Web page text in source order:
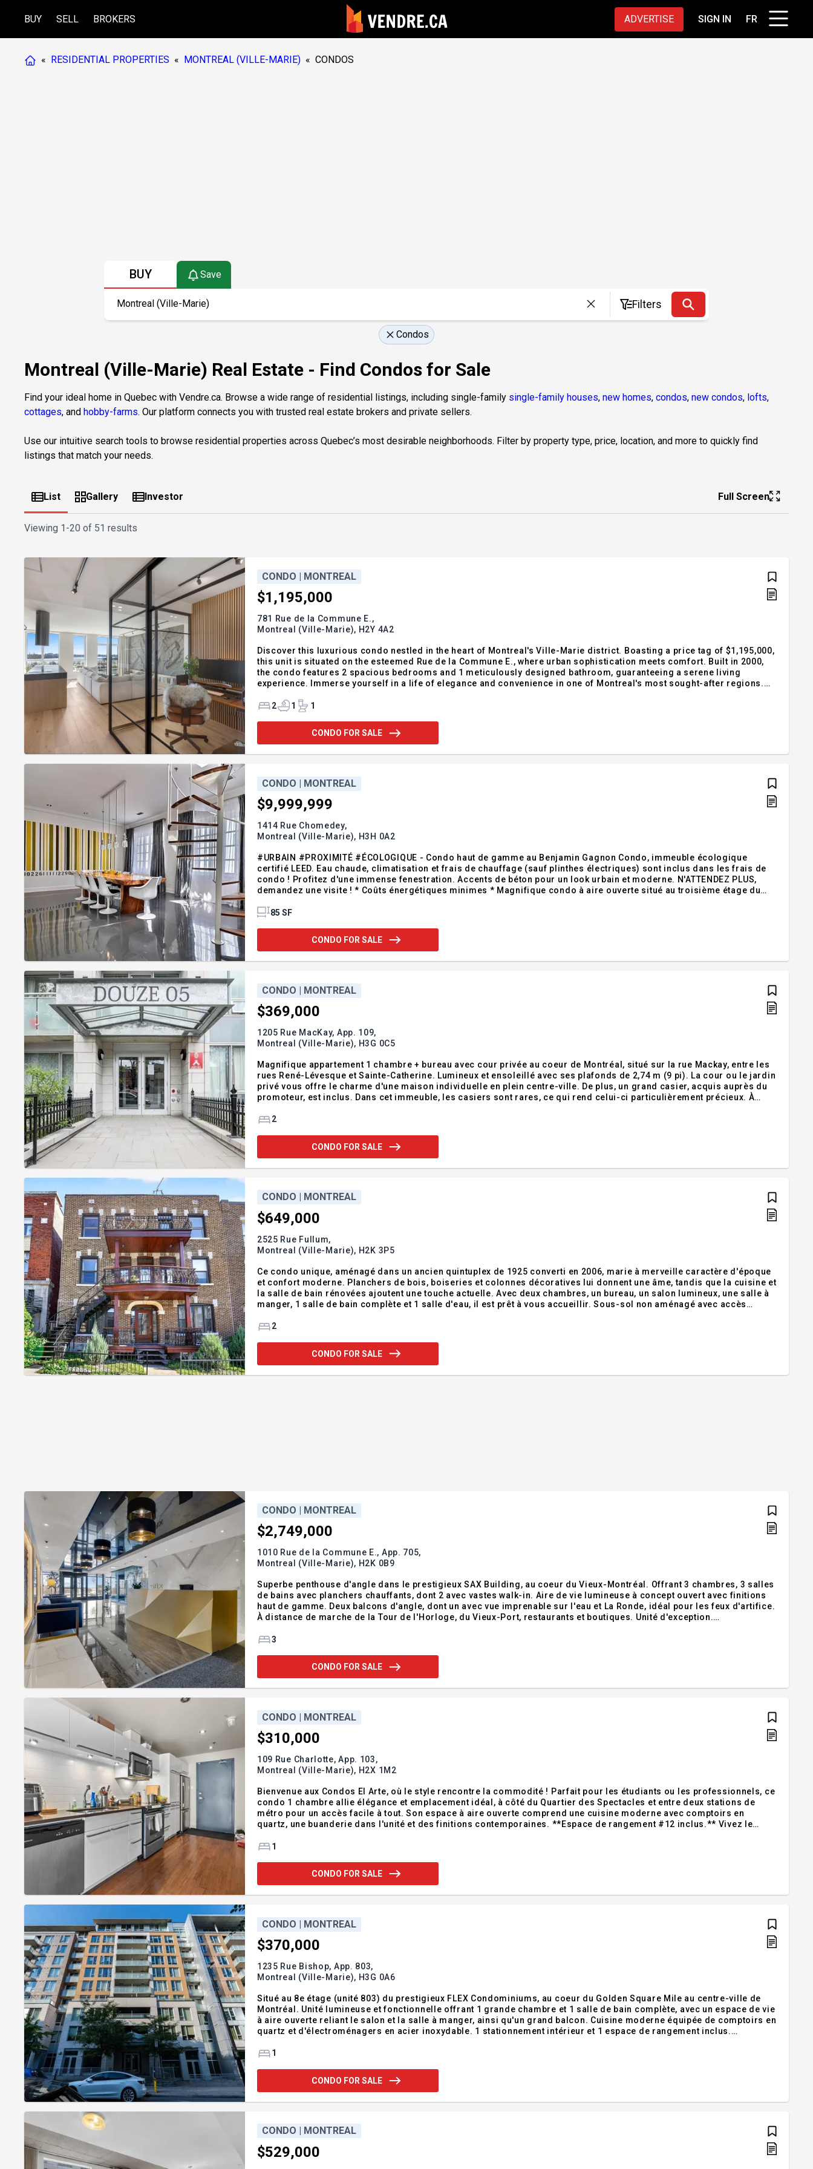
BUY SELL BROKERS ADVERTISE SIGN IN FR
« RESIDENTIAL PROPERTIES « MONTREAL (VILLE-MARIE) « CONDOS
BUY Save
Filters
Condos
Montreal (Ville-Marie) Real Estate - Find Condos for Sale
Find your ideal home in Quebec with Vendre.ca. Browse a wide range of residential listings, including single-family single-family houses, new homes, condos, new condos, lofts,
cottages, and hobby-farms. Our platform connects you with trusted real estate brokers and private sellers.
Use our intuitive search tools to browse residential properties across Quebec’s most desirable neighborhoods. Filter by property type, price, location, and more to quickly find
listings that match your needs.
List Gallery Investor Full Screen
Viewing 1-20 of 51 results
CONDO | MONTREAL
$1,195,000
781 Rue de la Commune E.,
Montreal (Ville-Marie), H2Y 4A2
Discover this luxurious condo nestled in the heart of Montreal's Ville-Marie district. Boasting a price tag of $1,195,000,
this unit is situated on the esteemed Rue de la Commune E., where urban sophistication meets comfort. Built in 2000,
the condo features 2 spacious bedrooms and 1 meticulously designed bathroom, guaranteeing a serene living
experience. Immerse yourself in a life of elegance and convenience in one of Montreal's most sought-after regions.
relish this 2000-built treasure's charm.
2 1 1
CONDO FOR SALE
CONDO | MONTREAL
$9,999,999
1414 Rue Chomedey,
Montreal (Ville-Marie), H3H 0A2
#URBAIN #PROXIMITÉ #ÉCOLOGIQUE - Condo haut de gamme au Benjamin Gagnon Condo, immeuble écologique
certifié LEED. Eau chaude, climatisation et frais de chauffage (sauf plinthes électriques) sont inclus dans les frais de
condo ! Profitez d'une immense fenestration. Accents de béton pour un look urbain et moderne. N'ATTENDEZ PLUS,
demandez une visite ! * Coûts énergétiques minimes * Magnifique condo à aire ouverte situé au troisième étage du
Atwater, des autoroutes 40 et 15 et du marché
85 SF
CONDO FOR SALE
CONDO | MONTREAL
$369,000
1205 Rue MacKay, App. 109,
Montreal (Ville-Marie), H3G 0C5
Magnifique appartement 1 chambre + bureau avec cour privée au coeur de Montréal, situé sur la rue Mackay, entre les
rues René-Lévesque et Sainte-Catherine. Lumineux et ensoleillé avec ses plafonds de 2,74 m (9 pi). La cour ou le jardin
privé vous offre le charme d'une maison individuelle en plein centre-ville. De plus, un grand casier, acquis auprès du
promoteur, est inclus. Dans cet immeuble, les casiers sont rares, ce qui rend celui-ci particulièrement précieux. À
d'une terrasse
2
CONDO FOR SALE
CONDO | MONTREAL
$649,000
2525 Rue Fullum,
Montreal (Ville-Marie), H2K 3P5
Ce condo unique, aménagé dans un ancien quintuplex de 1925 converti en 2006, marie à merveille caractère d'époque
et confort moderne. Planchers de bois, boiseries et colonnes décoratives lui donnent une âme, tandis que la cuisine et
la salle de bain rénovées ajoutent une touche actuelle. Avec deux chambres, un bureau, un salon lumineux, une salle à
manger, 1 salle de bain complète et 1 salle d'eau, il est prêt à vous accueillir. Sous-sol non aménagé avec accès
Fontaine, des commerc
2
CONDO FOR SALE
CONDO | MONTREAL
$2,749,000
1010 Rue de la Commune E., App. 705,
Montreal (Ville-Marie), H2K 0B9
Superbe penthouse d'angle dans le prestigieux SAX Building, au coeur du Vieux-Montréal. Offrant 3 chambres, 3 salles
de bains avec planchers chauffants, dont 2 avec vastes walk-in. Aire de vie lumineuse à concept ouvert avec finitions
haut de gamme. Deux balcons d'angle, dont un avec vue imprenable sur l'eau et La Ronde, idéal pour les feux d'artifice.
À distance de marche de la Tour de l'Horloge, du Vieux-Port, restaurants et boutiques. Unité d'exception.
3
CONDO FOR SALE
CONDO | MONTREAL
$310,000
109 Rue Charlotte, App. 103,
Montreal (Ville-Marie), H2X 1M2
Bienvenue aux Condos El Arte, où le style rencontre la commodité ! Parfait pour les étudiants ou les professionnels, ce
condo 1 chambre allie élégance et emplacement idéal, à côté du Quartier des Spectacles et entre deux stations de
métro pour un accès facile à tout. Son espace à aire ouverte comprend une cuisine moderne avec comptoirs en
quartz, une buanderie dans l'unité et des finitions contemporaines. **Espace de rangement #12 inclus.** Vivez le
réfrigéra
1
CONDO FOR SALE
CONDO | MONTREAL
$370,000
1235 Rue Bishop, App. 803,
Montreal (Ville-Marie), H3G 0A6
Situé au 8e étage (unité 803) du prestigieux FLEX Condominiums, au coeur du Golden Square Mile au centre-ville de
Montréal. Unité lumineuse et fonctionnelle offrant 1 grande chambre et 1 salle de bain complète, avec un espace de vie
à aire ouverte reliant le salon et la salle à manger, ainsi qu'un grand balcon. Cuisine moderne équipée de comptoirs en
quartz et d'électroménagers en acier inoxydable. 1 stationnement intérieur et 1 espace de rangement inclus.
restaurants, des commerces
1
CONDO FOR SALE
CONDO | MONTREAL
$529,000